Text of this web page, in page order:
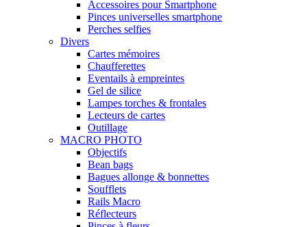
Accessoires pour Smartphone
Pinces universelles smartphone
Perches selfies
Divers
Cartes mémoires
Chaufferettes
Eventails à empreintes
Gel de silice
Lampes torches & frontales
Lecteurs de cartes
Outillage
MACRO PHOTO
Objectifs
Bean bags
Bagues allonge & bonnettes
Soufflets
Rails Macro
Réflecteurs